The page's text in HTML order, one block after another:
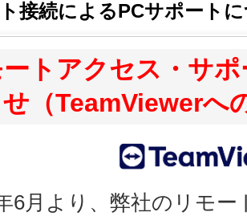
接続によるPCサポート
ートアクセス・サ
（TeamViewerへ
6月より、弊社のリモ